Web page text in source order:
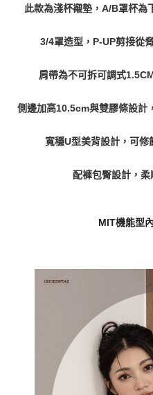
此款為淺杯襯墊，A/B罩杯為
3/4罩造型，P-UP剪接從
肩帶為不可拆可調式
側邊加高10.5cm與雙膠條設計
寬穩U型美背設計，可
配褲包臀設計，
MIT機能型